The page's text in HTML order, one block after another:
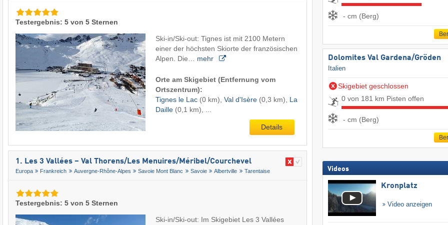
Testergebnis: 5 von 5 Sternen
Ski-in/Ski-out: Tignes ist mit 2100 Metern
einer der höchsten Skiorte der französischen
Alpen. Die… mehr
Orte am Skigebiet (Entfernung vom
Ortszentrum):
Tignes le Lac (0 km), Val d'Isère (0,3 km), La
Daille (0,1 km), ...
Details
1. Les 3 Vallées – Val Thorens/​Les Menuires/​Méribel/​Courchevel
Europa Frankreich Auvergne-Rhône-Alpes Savoie Mont Blanc Savoie Albertville Tarentaise
Testergebnis: 5 von 5 Sternen
Ski-in/Ski-out: Im Skigebiet Les 3 Vallées
- cm (Berg)
Dolomites Val Gardena/​Gröden
Italien
Skigebiet geschlossen
0 von 181 km Pisten offen
- cm (Berg)
Videos
Kronplatz
Video anzeigen